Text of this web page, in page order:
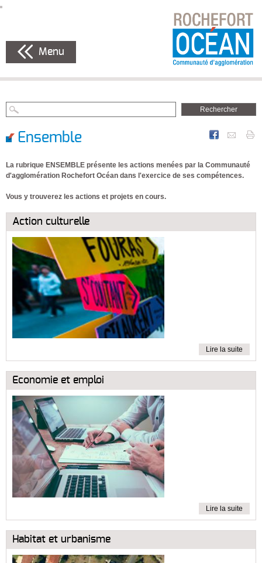
Menu
Ensemble
La rubrique ENSEMBLE présente les actions menées par la Communauté
d'agglomération Rochefort Océan dans l'exercice de ses compétences.
Vous y trouverez les actions et projets en cours.
Action culturelle
Lire la suite
Economie et emploi
Lire la suite
Habitat et urbanisme